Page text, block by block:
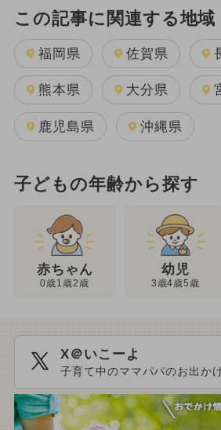
この記事に関連する地域
福岡県 佐賀県
熊本県 大分県
鹿児島県 沖縄県
子どもの年齢から探す
赤ちゃん
0歳1歳2歳
幼児
3歳4歳5歳
X＠いこーよ
子育て中のママパパのお出か